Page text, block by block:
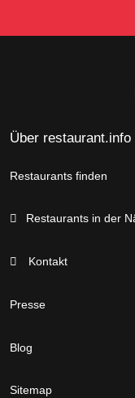
Über restaurant.info
Restaurants finden
Restaurants in der
Kontakt
Presse
Blog
Sitemap